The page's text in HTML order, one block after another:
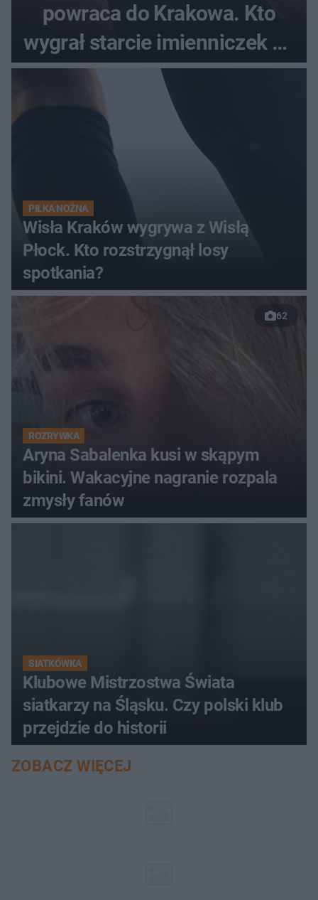
powraca do Krakowa. Kto
wygrał starcie imienniczek na
pełnym stadionie
PIŁKA NOŻNA
Wisła Kraków wygrywa z Wisłą
Płock. Kto rozstrzygnął losy
spotkania?
62
ROZRYWKA
Aryna Sabalenka kusi w skąpym
bikini. Wakacyjne nagranie rozpala
zmysły fanów
SIATKÓWKA
Klubowe Mistrzostwa Świata
siatkarzy na Śląsku. Czy polski klub
przejdzie do historii
ZOBACZ WIĘCEJ